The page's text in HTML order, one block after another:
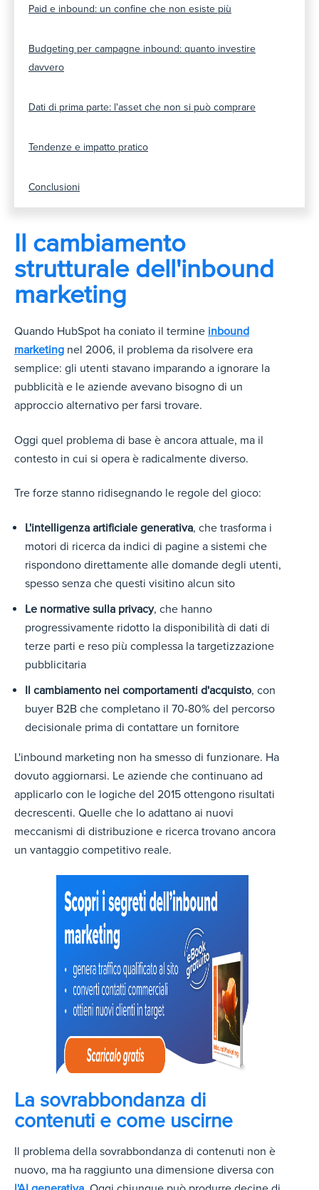
Paid e inbound: un confine che non esiste più
Budgeting per campagne inbound: quanto investire
davvero
Dati di prima parte: l'asset che non si può comprare
Tendenze e impatto pratico
Conclusioni
Il cambiamento
strutturale dell'inbound
marketing
Quando HubSpot ha coniato il termine inbound
marketing nel 2006, il problema da risolvere era
semplice: gli utenti stavano imparando a ignorare la
pubblicità e le aziende avevano bisogno di un
approccio alternativo per farsi trovare.
Oggi quel problema di base è ancora attuale, ma il
contesto in cui si opera è radicalmente diverso.
Tre forze stanno ridisegnando le regole del gioco:
L'intelligenza artificiale generativa, che trasforma i
motori di ricerca da indici di pagine a sistemi che
rispondono direttamente alle domande degli utenti,
spesso senza che questi visitino alcun sito
Le normative sulla privacy, che hanno
progressivamente ridotto la disponibilità di dati di
terze parti e reso più complessa la targetizzazione
pubblicitaria
Il cambiamento nei comportamenti d'acquisto, con
buyer B2B che completano il 70-80% del percorso
decisionale prima di contattare un fornitore
L'inbound marketing non ha smesso di funzionare. Ha
dovuto aggiornarsi. Le aziende che continuano ad
applicarlo con le logiche del 2015 ottengono risultati
decrescenti. Quelle che lo adattano ai nuovi
meccanismi di distribuzione e ricerca trovano ancora
un vantaggio competitivo reale.
La sovrabbondanza di
contenuti e come uscirne
Il problema della sovrabbondanza di contenuti non è
nuovo, ma ha raggiunto una dimensione diversa con